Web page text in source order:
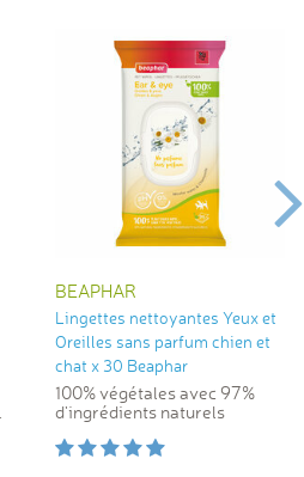
BEAPHAR
Lingettes nettoyantes Yeux et
Oreilles sans parfum chien et
chat x 30 Beaphar
100% végétales avec 97%
d'ingrédients naturels